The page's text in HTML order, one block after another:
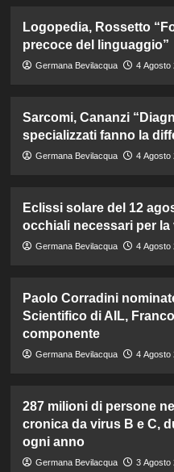
Logopedia, Rossetto
precoce del linguaggio”
Germana Bevilacqua 4 Agosto
Sarcomi, Cananzi
specializzati fanno la
Germana Bevilacqua 4 Agosto
Eclissi solare del 12
occhiali necessari per la
Germana Bevilacqua 4 Agosto
Paolo Corradini
Scientifico di AIL,
componente
Germana Bevilacqua 4 Agosto
287 milioni di persone
cronica da virus B e C,
ogni anno
Germana Bevilacqua 3 Agosto